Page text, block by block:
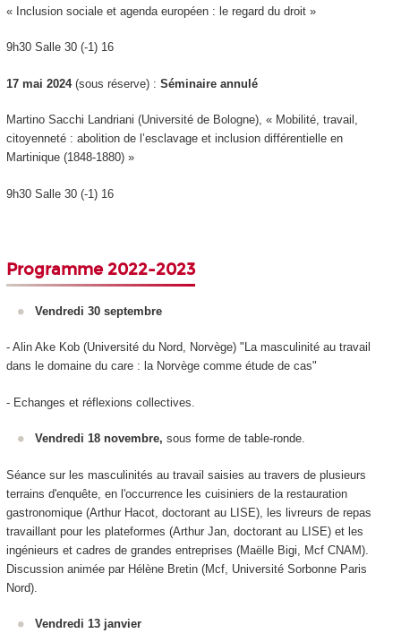
« Inclusion sociale et agenda européen : le regard du droit »
9h30 Salle 30 (-1) 16
17 mai 2024(sous réserve) : Séminaire annulé
Martino Sacchi Landriani (Université de Bologne), « Mobilité, travail,
citoyenneté : abolition de l’esclavage et inclusion différentielle en
Martinique (1848-1880) »
9h30 Salle 30 (-1) 16
Programme 2022-2023
Vendredi 30 septembre
- Alin Ake Kob (Université du Nord, Norvège) "La masculinité au travail
dans le domaine du care : la Norvège comme étude de cas"
- Echanges et réflexions collectives.
Vendredi 18 novembre, sous forme de table-ronde.
Séance sur les masculinités au travail saisies au travers de plusieurs
terrains d'enquête, en l'occurrence les cuisiniers de la restauration
gastronomique (Arthur Hacot, doctorant au LISE), les livreurs de repas
travaillant pour les plateformes (Arthur Jan, doctorant au LISE) et les
ingénieurs et cadres de grandes entreprises (Maëlle Bigi, Mcf CNAM).
Discussion animée par Hélène Bretin (Mcf, Université Sorbonne Paris
Nord).
Vendredi 13 janvier